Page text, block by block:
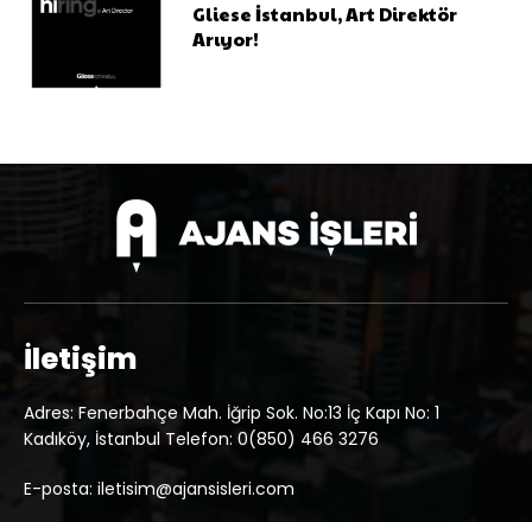
Gliese İstanbul, Art Direktör
Arıyor!
İletişim
Adres: Fenerbahçe Mah. İğrip Sok. No:13 İç Kapı No: 1
Kadıköy, İstanbul Telefon: 0(850) 466 3276
E-posta: iletisim@ajansisleri.com